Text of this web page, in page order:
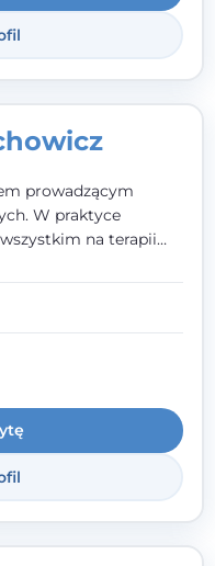
prowadzącym
W praktyce
na terapii
(CBT), a także na
na
oraz Racjonalnej
Dużą wagę
opartej na empatii,
i wzajemnym